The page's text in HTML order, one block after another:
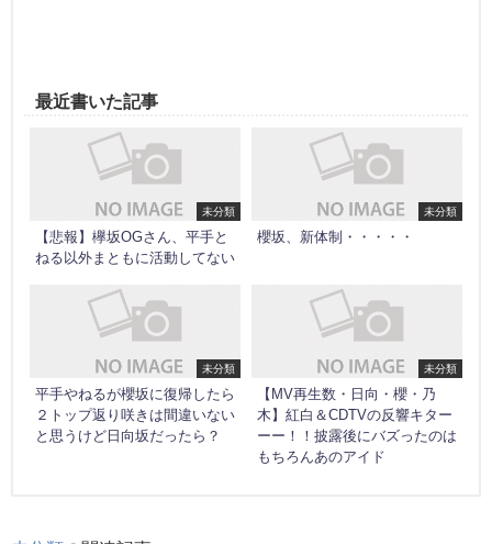
最近書いた記事
未分類
【悲報】欅坂OGさん、平手と
ねる以外まともに活動してない
未分類
櫻坂、新体制・・・・・
未分類
平手やねるが櫻坂に復帰したら
２トップ返り咲きは間違いない
と思うけど日向坂だったら？
未分類
【MV再生数・日向・櫻・乃
木】紅白＆CDTVの反響キター
ーー！！披露後にバズったのは
もちろんあのアイド